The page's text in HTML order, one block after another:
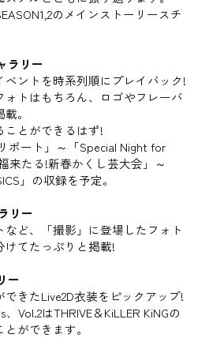
のメインストーリースチ
ラリー
ベントを時系列順にプレイバック!
トはもちろん、ロゴやフレーバ
。
ことができるはず!
ポート」～「Special Night for
来たる!新春かくし芸大会」～
」の収録を予定。
リー
ど、「撮影」に登場したフォト
けてたっぷりと掲載!
ー
きたLive2D衣装をピックアップ!
Vol.2はTHRIVE＆KiLLER KiNGの
ができます。